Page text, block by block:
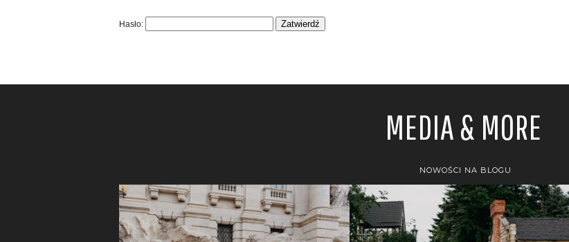
Hasło:
MEDIA & MORE
NOWOŚCI NA BLOGU